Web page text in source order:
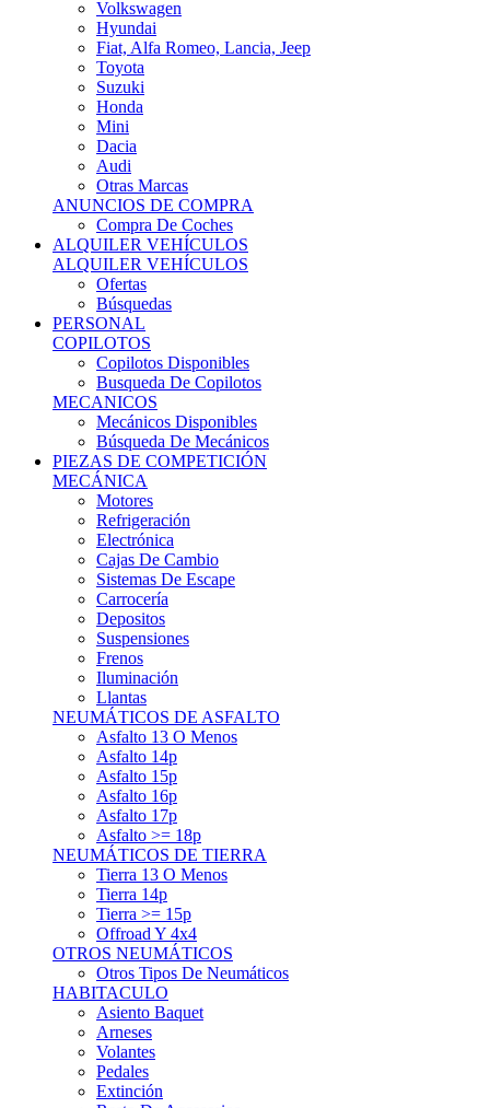
Volkswagen
Hyundai
Fiat, Alfa Romeo, Lancia, Jeep
Toyota
Suzuki
Honda
Mini
Dacia
Audi
Otras Marcas
ANUNCIOS DE COMPRA
Compra De Coches
ALQUILER VEHÍCULOS
ALQUILER VEHÍCULOS
Ofertas
Búsquedas
PERSONAL
COPILOTOS
Copilotos Disponibles
Busqueda De Copilotos
MECANICOS
Mecánicos Disponibles
Búsqueda De Mecánicos
PIEZAS DE COMPETICIÓN
MECÁNICA
Motores
Refrigeración
Electrónica
Cajas De Cambio
Sistemas De Escape
Carrocería
Depositos
Suspensiones
Frenos
Iluminación
Llantas
NEUMÁTICOS DE ASFALTO
Asfalto 13 O Menos
Asfalto 14p
Asfalto 15p
Asfalto 16p
Asfalto 17p
Asfalto >= 18p
NEUMÁTICOS DE TIERRA
Tierra 13 O Menos
Tierra 14p
Tierra >= 15p
Offroad Y 4x4
OTROS NEUMÁTICOS
Otros Tipos De Neumáticos
HABITACULO
Asiento Baquet
Arneses
Volantes
Pedales
Extinción